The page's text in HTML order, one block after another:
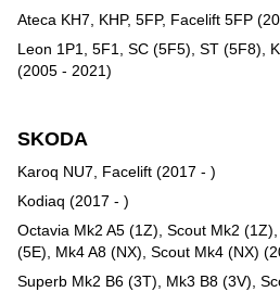
Ateca KH7, KHP, 5FP, Facelift 5FP
Leon 1P1, 5F1, SC (5F5), ST (5F8),
(2005 - 2021)
SKODA
Karoq NU7, Facelift (2017 - )
Kodiaq (2017 - )
Octavia Mk2 A5 (1Z), Scout Mk2
(5E), Mk4 A8 (NX), Scout Mk4 (NX)
Superb Mk2 B6 (3T), Mk3 B8 (3V),